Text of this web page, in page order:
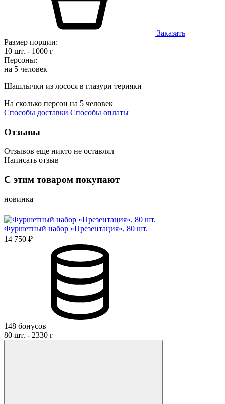
Заказать
Размер порции:
10 шт. - 1000 г
Персоны:
на 5 человек
Шашлычки из лосося в глазури терияки
На сколько персон на 5 человек
Способы доставки Способы оплаты
Отзывы
Отзывов еще никто не оставлял
Написать отзыв
Отзыв*
Даю
согласие на обработку персональных данных
соглашаюсь с политикой обработки персональных данных
согласие на публикацию моего отзыва на сайте и в
рекламных и презентационных материалах компании
Оставить отзыв
С этим товаром покупают
новинка
Фуршетный набор «Презентация», 80 шт.
14 750 ₽
148 бонусов
80 шт. - 2330 г